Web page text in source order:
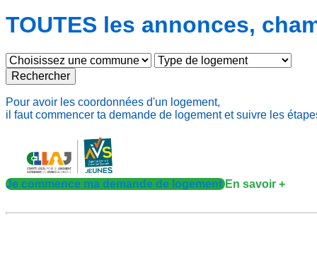
TOUTES les annonces,
Rechercher
Pour avoir les coordonnées d'un logement,
il faut commencer ta demande de logement et suivre les
Je commence ma demande de logementEn savoir +